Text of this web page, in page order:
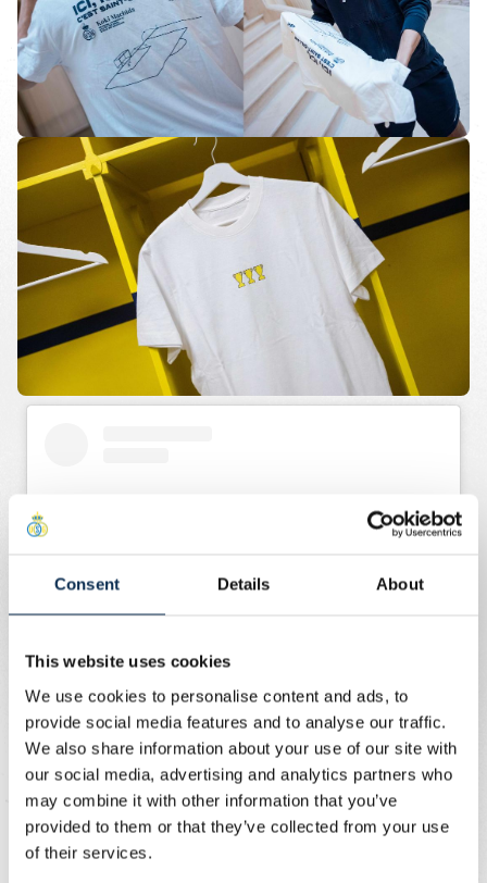
Consent Details About
This website uses cookies
We use cookies to personalise content and ads, to
provide social media features and to analyse our traffic.
We also share information about your use of our site with
our social media, advertising and analytics partners who
may combine it with other information that you’ve
provided to them or that they’ve collected from your use
of their services.
Voir cette publication sur Instagram